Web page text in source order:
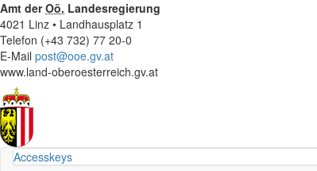
Amt derOö. Landesregierung
4021 Linz • Landhausplatz 1
Telefon (+43 732) 77 20-0
E-Mail post@ooe.gv.at
www.land-oberoesterreich.gv.at
Accesskeys